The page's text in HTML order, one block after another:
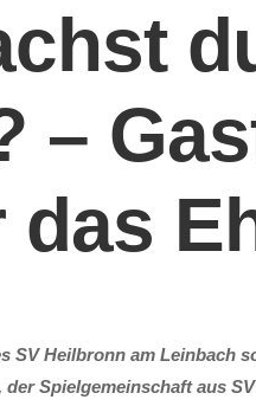
–
das
SV Heilbronn am Leinbach
Spielgemeinschaft aus